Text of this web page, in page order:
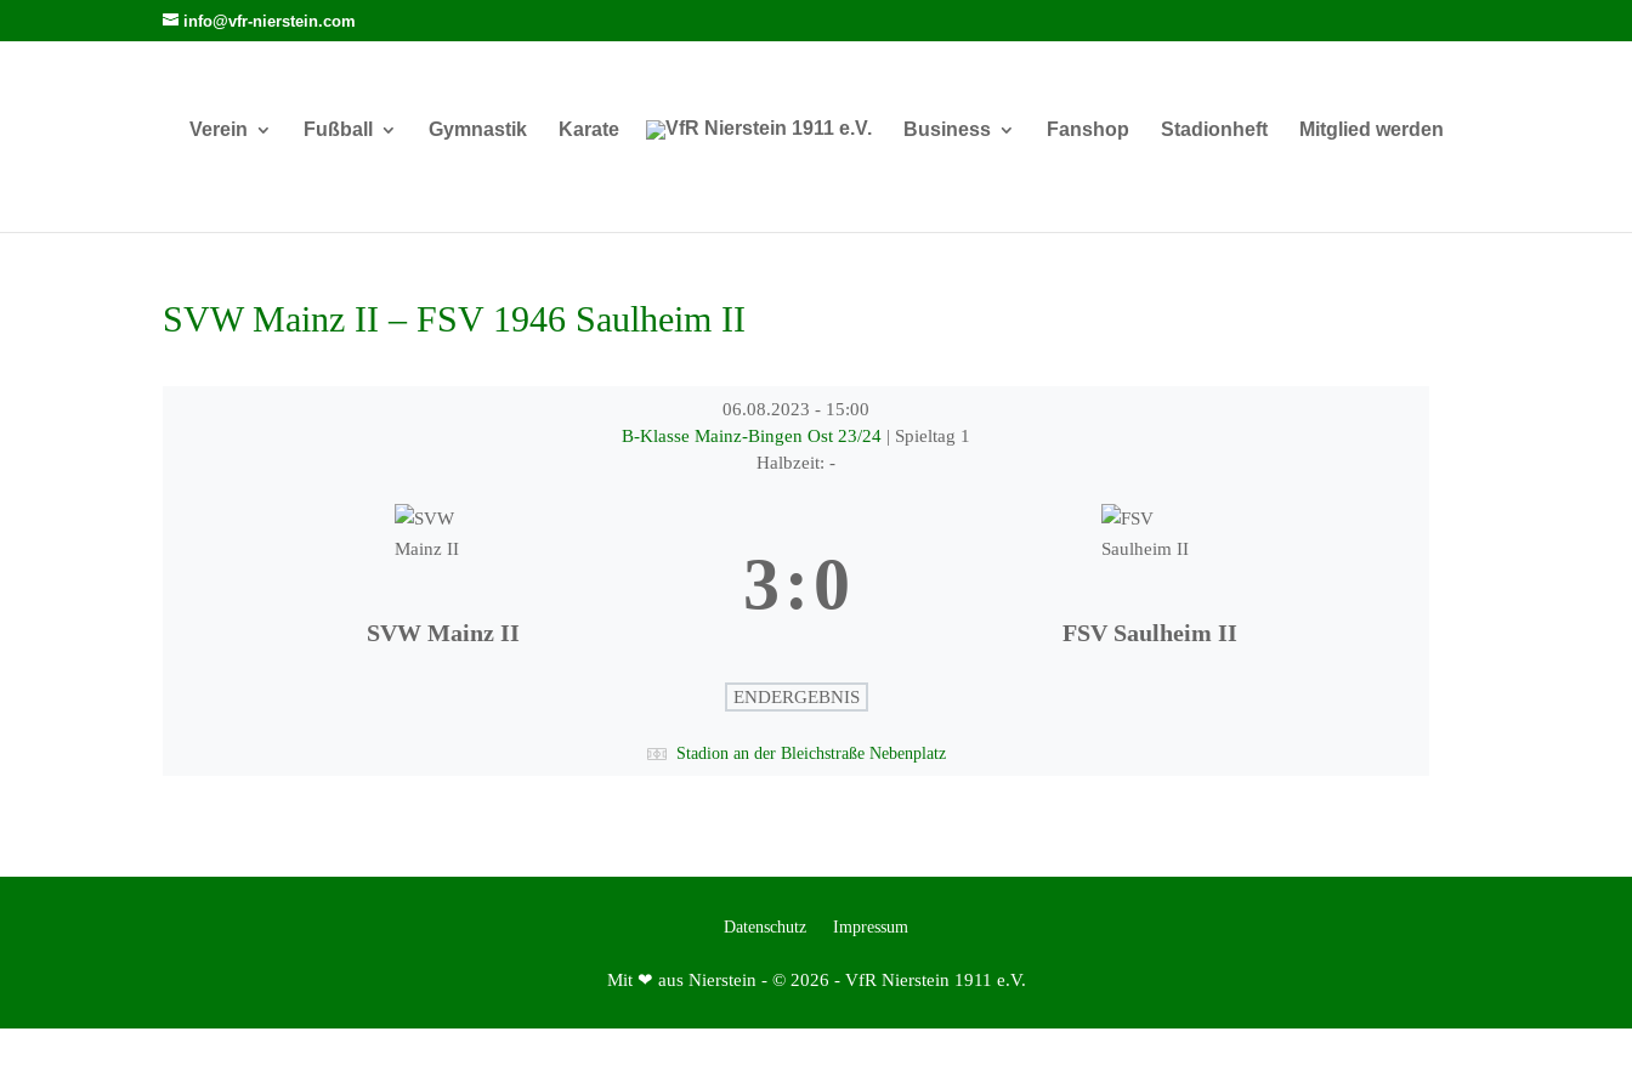
info@vfr-nierstein.com
Verein Fußball Gymnastik Karate Business Fanshop Stadionheft Mitglied werden
SVW Mainz II – FSV 1946 Saulheim II
06.08.2023 - 15:00
B-Klasse Mainz-Bingen Ost 23/24 | Spieltag 1
Halbzeit: -
SVW Mainz II
3:0
FSV Saulheim II
ENDERGEBNIS
Stadion an der Bleichstraße Nebenplatz
Datenschutz Impressum
Mit ❤ aus Nierstein - © 2026 - VfR Nierstein 1911 e.V.